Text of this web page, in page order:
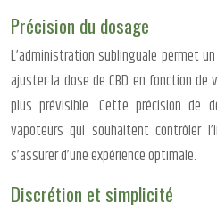
Précision du dosage
L’administration sublinguale permet
ajuster la dose de CBD en fonction
plus prévisible. Cette précision de
vapoteurs qui souhaitent contrôler
s’assurer d’une expérience optimale.
Discrétion et simplicité